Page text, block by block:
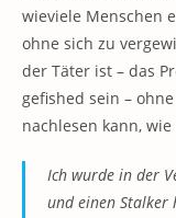
wieviele Menschen
ohne sich zu
der Täter ist – das
gefished sein –
nachlesen kann,
Ich wurde in der
und einen Stalker